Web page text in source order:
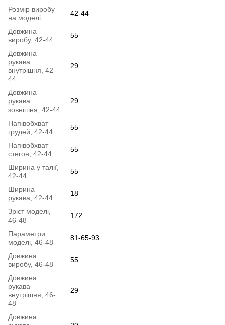
Розмір виробу
на моделі
42-44
Довжина
виробу, 42-44
55
Довжина
рукава
внутрішня, 42-
44
29
Довжина
рукава
зовнішня, 42-44
29
Напівобхват
грудей, 42-44
55
Напівобхват
стегон, 42-44
55
Ширина у талії,
42-44
55
Ширина
рукава, 42-44
18
Зріст моделі,
46-48
172
Параметри
моделі, 46-48
81-65-93
Довжина
виробу, 46-48
55
Довжина
рукава
внутрішня, 46-
48
29
Довжина